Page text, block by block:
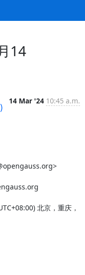
14
14 Mar '24 10:45 a.m.
北京，重庆，